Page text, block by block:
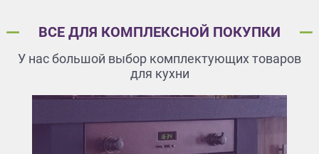
ВСЕ ДЛЯ КОМПЛЕКСНОЙ ПОКУПКИ
У нас большой выбор комплектующих товаров
для кухни